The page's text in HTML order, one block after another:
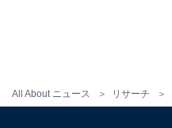
All About ニュース リサーチ